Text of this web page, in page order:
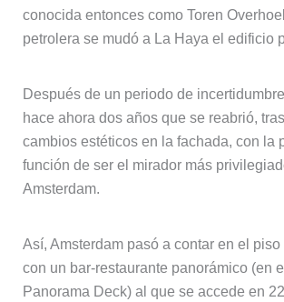
conocida entonces como Toren
petrolera se mudó a La Haya el edificio
Después de un periodo de
hace ahora dos años que se reabrió,
cambios estéticos en la fachada, con la
función de ser el mirador más
Amsterdam.
Así, Amsterdam pasó a contar en el piso
con un bar-restaurante panorámico (en
Panorama Deck) al que se accede en